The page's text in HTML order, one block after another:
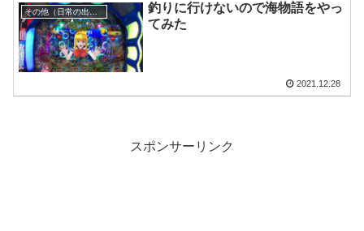
その他（日常の出来事）
釣りに行けないので海物語をやっ
てみた
2021.12.28
スポンサーリンク